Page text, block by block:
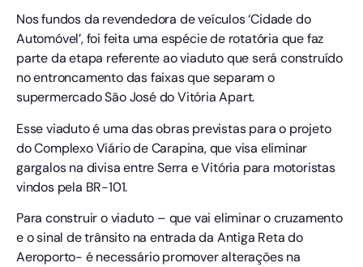
Nos fundos da revendedora de veículos ‘Cidade do
Automóvel’, foi feita uma espécie de rotatória que faz
parte da etapa referente ao viaduto que será construído
no entroncamento das faixas que separam o
supermercado São José do Vitória Apart.
Esse viaduto é uma das obras previstas para o projeto
do Complexo Viário de Carapina, que visa eliminar
gargalos na divisa entre Serra e Vitória para motoristas
vindos pela BR-101.
Para construir o viaduto – que vai eliminar o cruzamento
e o sinal de trânsito na entrada da Antiga Reta do
Aeroporto- é necessário promover alterações na